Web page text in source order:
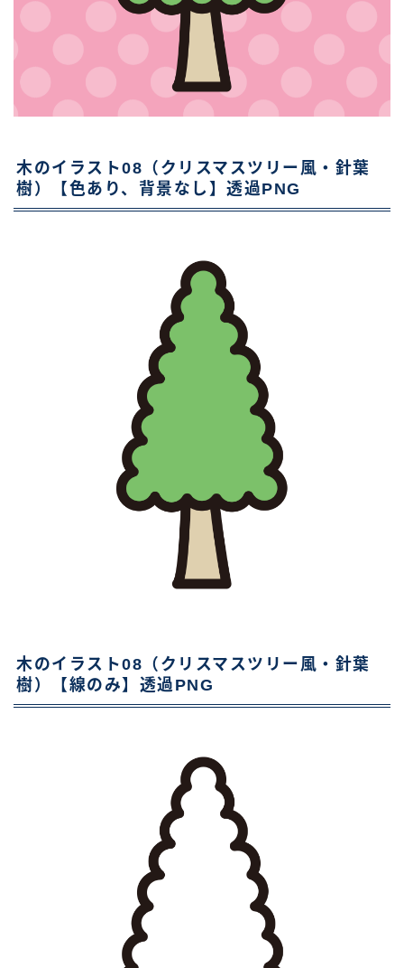
木のイラスト08（クリスマスツリー風・針葉
樹）【色あり、背景なし】透過PNG
木のイラスト08（クリスマスツリー風・針葉
樹）【線のみ】透過PNG